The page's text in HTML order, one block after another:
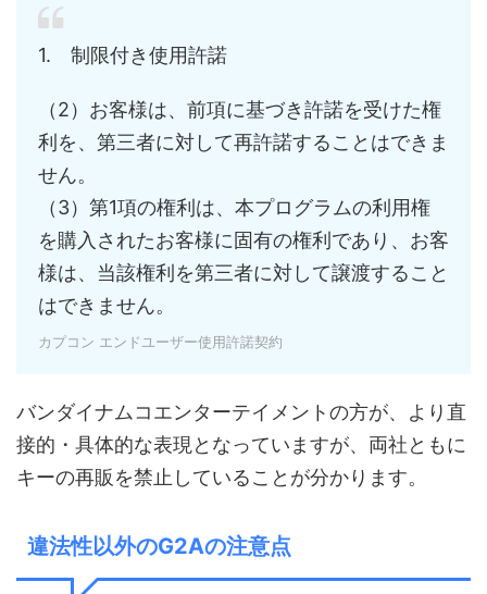
1. 制限付き使用許諾
（2）お客様は、前項に基づき許諾を受けた権
利を、第三者に対して再許諾することはできま
せん。
（3）第1項の権利は、本プログラムの利用権
を購入されたお客様に固有の権利であり、お客
様は、当該権利を第三者に対して譲渡すること
はできません。
カプコン エンドユーザー使用許諾契約
バンダイナムコエンターテイメントの方が、より直
接的・具体的な表現となっていますが、両社ともに
キーの再販を禁止していることが分かります。
違法性以外のG2Aの注意点